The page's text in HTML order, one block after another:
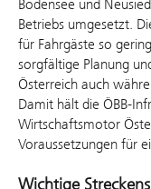
Bodensee und
Betriebs umgesetzt.
für Fahrgäste so
sorgfältige Planung
Österreich auch
Damit hält die ÖBB-
Wirtschaftsmotor
Voraussetzungen für
Wichtige